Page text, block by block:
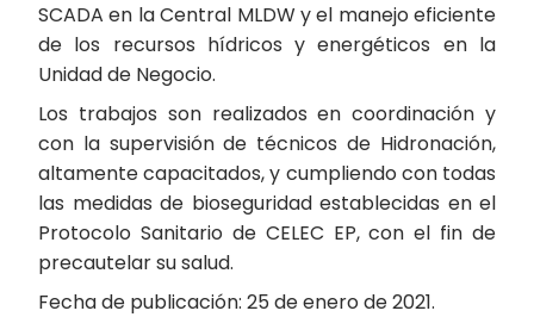
SCADA en la Central MLDW y el manejo eficiente
de los recursos hídricos y energéticos en la
Unidad de Negocio.
Los trabajos son realizados en coordinación y
con la supervisión de técnicos de Hidronación,
altamente capacitados, y cumpliendo con todas
las medidas de bioseguridad establecidas en el
Protocolo Sanitario de CELEC EP, con el fin de
precautelar su salud.
Fecha de publicación: 25 de enero de 2021.